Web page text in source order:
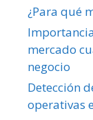
¿Para qué
mercado
negocio
Detección
operativas